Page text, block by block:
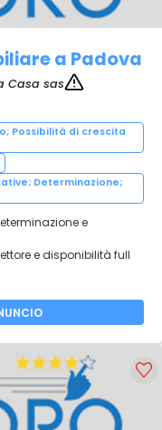
a Padova
Casa sas
Possibilità di crescita
Determinazione;
e
e disponibilità full